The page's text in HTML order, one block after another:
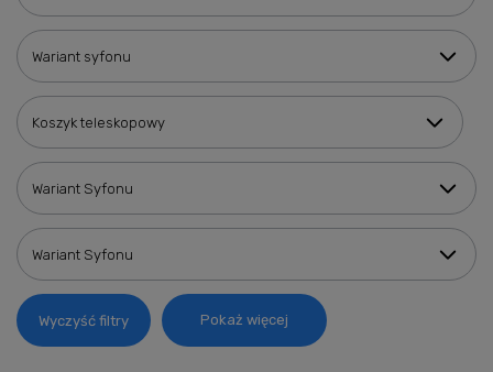
Wariant syfonu
Koszyk teleskopowy
Wariant Syfonu
Wariant Syfonu
Wyczyść filtry Pokaż więcej